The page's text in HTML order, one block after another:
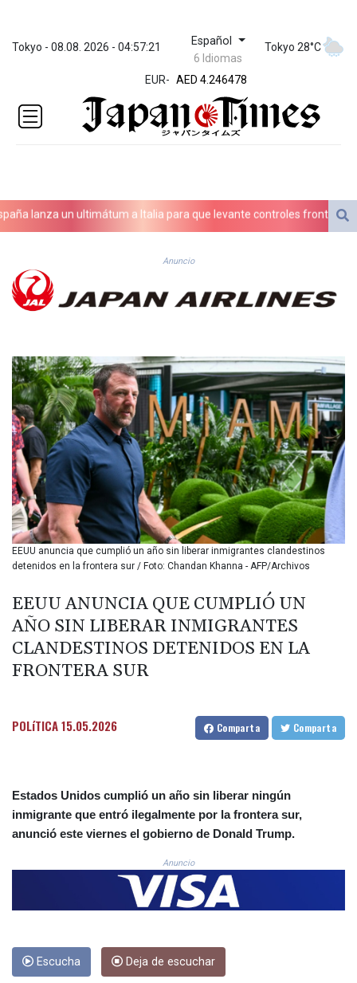
Tokyo - 08.08. 2026 - 04:57:21 Español
6 Idiomas
Tokyo 28°C
EUR-
ZWL 372.279507
AED 4.246478
AED 4.246478
AFN 76.888523
ALL 93.48757
AMD
ARS
1733.058686
AWG 2.082513
BAM 1.961414
BBD 2.328364
BIF 3453.99514
BMD 1.156149
BND 1.48134
BOB 13.739681
BRL 5.892665
BSD 1.156009
BTN 110.002458
BWP 15.603659
BYN 3.442252
BYR
22660.520413
BZD 2.324924
CAD 1.611493
2615.791646
CHF 0.933942
CLF 0.026753
CUP 30.637949
CVE 110.647961
CZK 24.266354
DKK 7.476127
DOP 67.346134
DZD 153.688915
ETB 186.583498
FJD 2.553413
lanza un ultimátum a Italia para que levante controles fronterizos
Anuncio
EEUU anuncia que cumplió un año sin liberar inmigrantes clandestinos
detenidos en la frontera sur / Foto: Chandan Khanna - AFP/Archivos
EEUU ANUNCIA QUE CUMPLIÓ UN
AÑO SIN LIBERAR INMIGRANTES
CLANDESTINOS DETENIDOS EN LA
FRONTERA SUR
POLíTICA15.05.2026 Comparta Comparta
Estados Unidos cumplió un año sin liberar ningún
inmigrante que entró ilegalmente por la frontera sur,
anunció este viernes el gobierno de Donald Trump.
Anuncio
Escucha Deja de escuchar